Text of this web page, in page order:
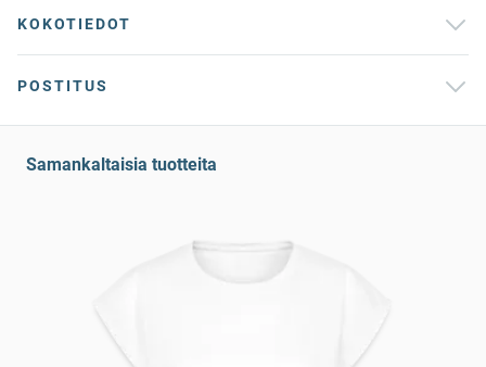
KOKOTIEDOT
POSTITUS
Samankaltaisia tuotteita